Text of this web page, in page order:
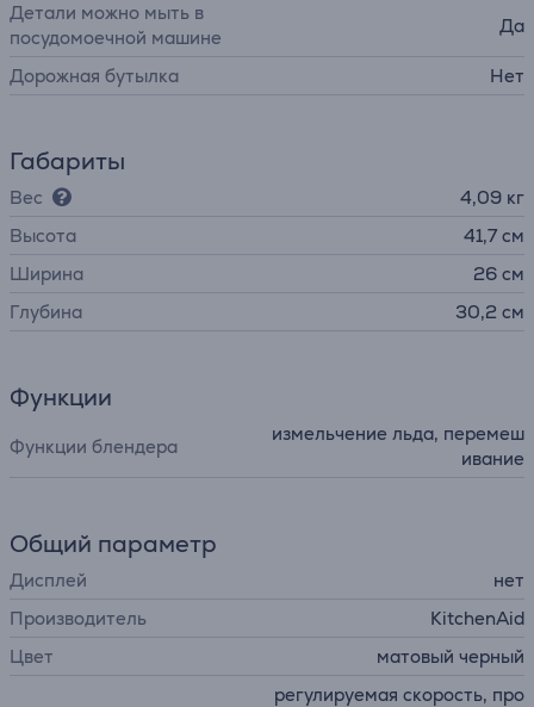
Детали можно мыть в
посудомоечной машине
Да
Дорожная бутылка Нет
Габариты
Вес
4,09 кг
Высота
41,7 см
Ширина
26 см
Глубина
30,2 см
Функции
Функции блендера
измельчение льда, перемеш
ивание
Общий параметр
Дисплей
нет
Производитель
KitchenAid
Цвет
матовый черный
регулируемая скорость, про